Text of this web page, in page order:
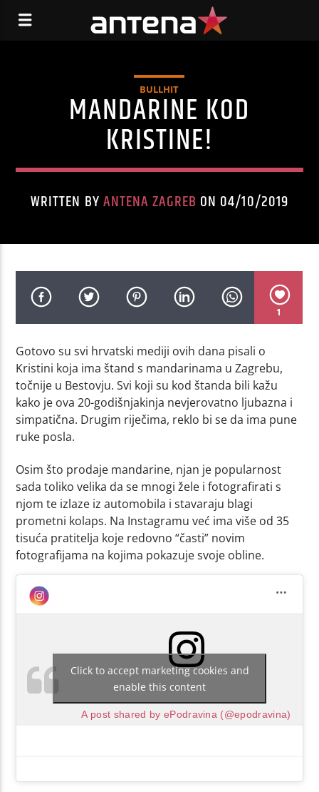
BULLHIT
MANDARINE KOD
KRISTINE!
WRITTEN BYANTENA ZAGREB ON 04/10/2019
1
Gotovo su svi hrvatski mediji ovih dana pisali o
Kristini koja ima štand s mandarinama u Zagrebu,
točnije u Bestovju. Svi koji su kod štanda bili kažu
kako je ova 20-godišnjakinja nevjerovatno ljubazna i
simpatična. Drugim riječima, reklo bi se da ima pune
ruke posla.
Osim što prodaje mandarine, njan je popularnost
sada toliko velika da se mnogi žele i fotografirati s
njom te izlaze iz automobila i stavaraju blagi
prometni kolaps. Na Instagramu već ima više od 35
tisuća pratitelja koje redovno “časti” novim
fotografijama na kojima pokazuje svoje obline.
A post shared by ePodravina (@epodravina)
Click to accept marketing cookies and
enable this content